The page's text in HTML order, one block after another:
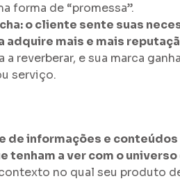
forma de “promessa”.
o cliente sente suas
mais e mais
reverberar, e sua marca
serviço.
de informações e conteúdos
a ver com o universo
no qual seu produto